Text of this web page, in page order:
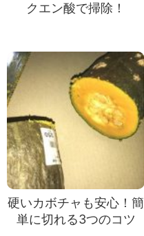
クエン酸で掃除！
硬いカボチャも安心！簡
単に切れる3つのコツ